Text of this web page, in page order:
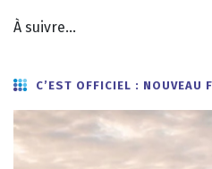
À suivre…
C’EST OFFICIEL : NOUVEAU